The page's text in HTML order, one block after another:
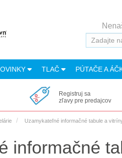
TLAČ PÚTAČE A
Registruj sa
zľavy pre predajcov
Uzamykateľné informačné tabule a
informačné